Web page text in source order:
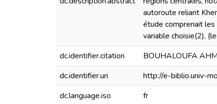
autoroute reliant
étude comprenait
variable choisie(2),
dc.identifier.citation BOUHALOUFA
dc.identifier.uri
http://e-biblio.univ-
dc.language.iso
fr